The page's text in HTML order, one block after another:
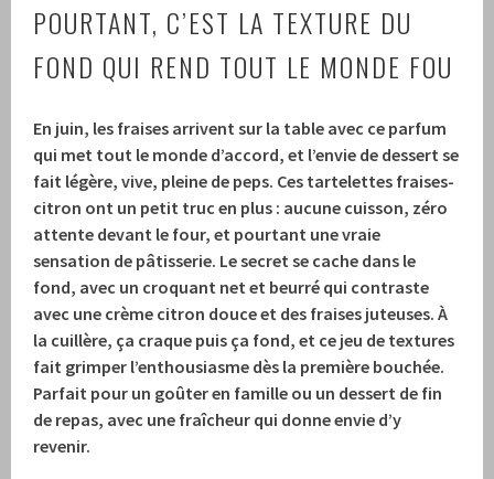
POURTANT, C’EST LA TEXTURE DU
FOND QUI REND TOUT LE MONDE FOU
En juin, les fraises arrivent sur la table avec ce parfum
qui met tout le monde d’accord, et l’envie de dessert se
fait légère, vive, pleine de peps. Ces tartelettes fraises-
citron ont un petit truc en plus : aucune cuisson, zéro
attente devant le four, et pourtant une vraie
sensation de pâtisserie. Le secret se cache dans le
fond, avec un croquant net et beurré qui contraste
avec une crème citron douce et des fraises juteuses. À
la cuillère, ça craque puis ça fond, et ce jeu de textures
fait grimper l’enthousiasme dès la première bouchée.
Parfait pour un goûter en famille ou un dessert de fin
de repas, avec une fraîcheur qui donne envie d’y
revenir.